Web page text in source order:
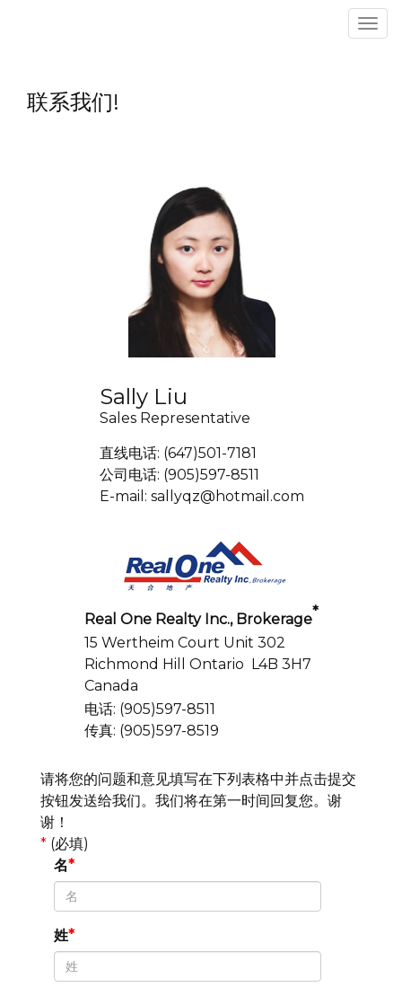
菜
联系我们!
Sally Liu
Sales Representative
直线电话: (647)501-7181
公司电话: (905)597-8511
E-mail: sallyqz@hotmail.com
Real One Realty Inc., Brokerage*
15 Wertheim Court Unit 302
Richmond Hill Ontario L4B 3H7
Canada
电话: (905)597-8511
传真: (905)597-8519
请将您的问题和意见填写在下列表格中并点击提交
按钮发送给我们。我们将在第一时间回复您。谢
谢！
* (必填)
名
姓